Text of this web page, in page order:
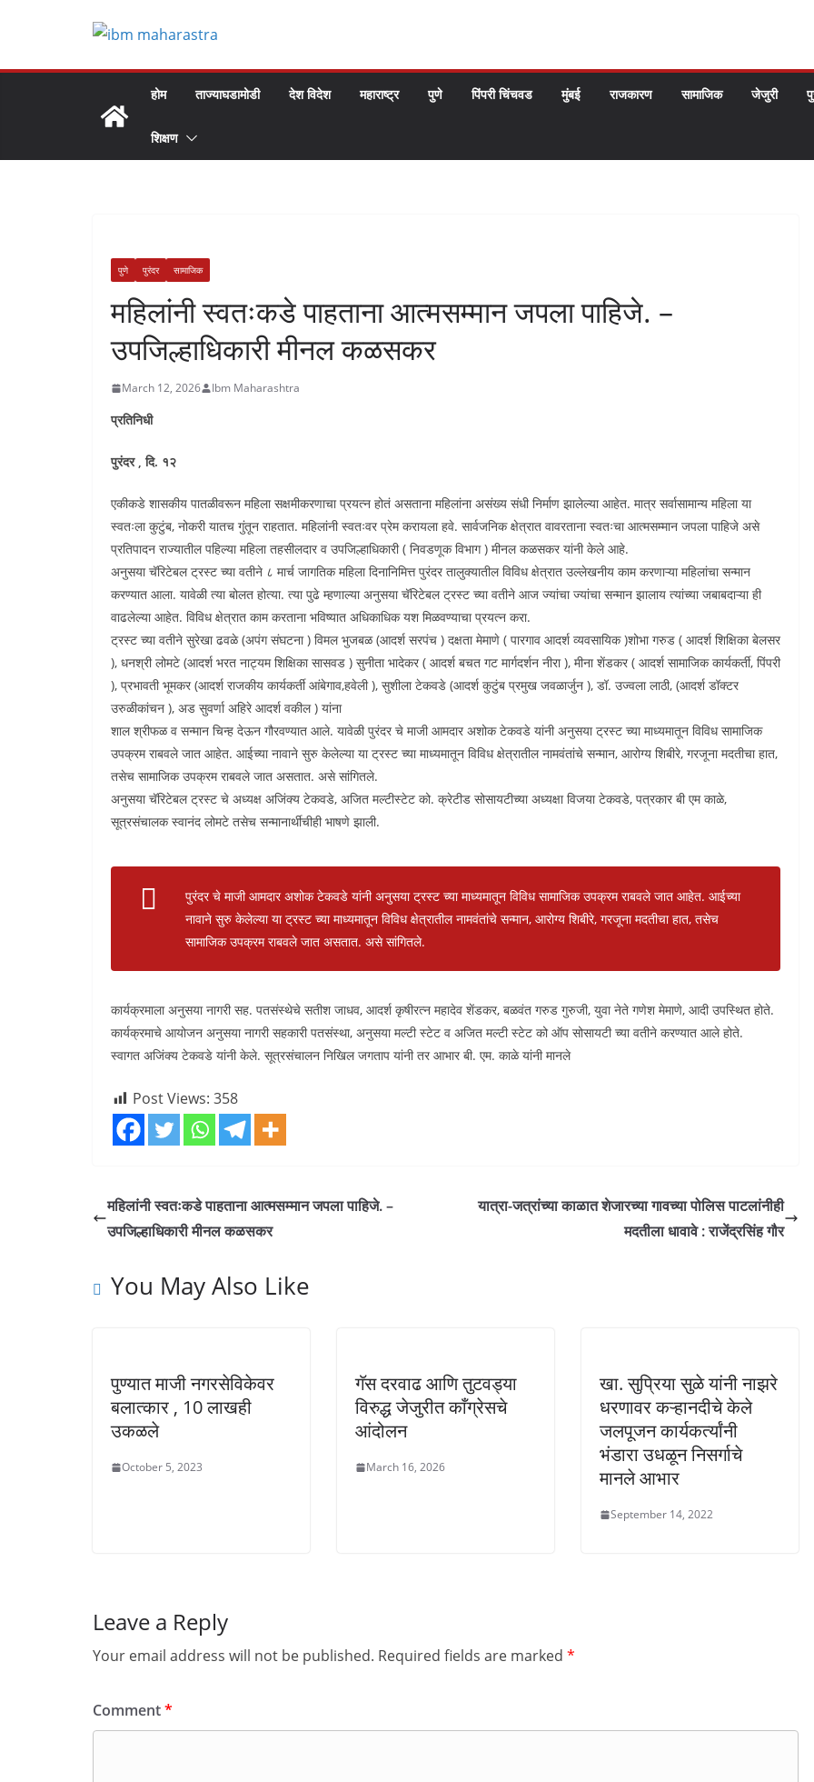
होम ताज्याघडामोडी देश विदेश महाराष्ट्र पुणे पिंपरी चिंचवड मुंबई राजकारण सामाजिक जेजुरी
शिक्षण
पुणे पुरंदर सामाजिक
महिलांनी स्वतःकडे पाहताना आत्मसम्मान जपला पाहिजे. –
उपजिल्हाधिकारी मीनल कळसकर
March 12, 2026 Ibm Maharashtra
प्रतिनिधी
पुरंदर , दि. १२
एकीकडे शासकीय पातळीवरून महिला सक्षमीकरणाचा प्रयत्न होतं असताना महिलांना असंख्य संधी निर्माण झालेल्या आहेत. मात्र सर्वासामान्य महिला या
स्वतःला कुटुंब, नोकरी यातच गुंतून राहतात. महिलांनी स्वतःवर प्रेम करायला हवे. सार्वजनिक क्षेत्रात वावरताना स्वतःचा आत्मसम्मान जपला पाहिजे असे
प्रतिपादन राज्यातील पहिल्या महिला तहसीलदार व उपजिल्हाधिकारी ( निवडणूक विभाग ) मीनल कळसकर यांनी केले आहे.
अनुसया चॅरिटेबल ट्रस्ट च्या वतीने ८ मार्च जागतिक महिला दिनानिमित्त पुरंदर तालुक्यातील विविध क्षेत्रात उल्लेखनीय काम करणाऱ्या महिलांचा सन्मान
करण्यात आला. यावेळी त्या बोलत होत्या. त्या पुढे म्हणाल्या अनुसया चॅरिटेबल ट्रस्ट च्या वतीने आज ज्यांचा ज्यांचा सन्मान झालाय त्यांच्या जबाबदाऱ्या ही
वाढलेल्या आहेत. विविध क्षेत्रात काम करताना भविष्यात अधिकाधिक यश मिळवण्याचा प्रयत्न करा.
ट्रस्ट च्या वतीने सुरेखा ढवळे (अपंग संघटना ) विमल भुजबळ (आदर्श सरपंच ) दक्षता मेमाणे ( पारगाव आदर्श व्यवसायिक )शोभा गरुड ( आदर्श शिक्षिका बेलसर
), धनश्री लोमटे (आदर्श भरत नाट्यम शिक्षिका सासवड ) सुनीता भादेकर ( आदर्श बचत गट मार्गदर्शन नीरा ), मीना शेंडकर ( आदर्श सामाजिक कार्यकर्ती, पिंपरी
), प्रभावती भूमकर (आदर्श राजकीय कार्यकर्ती आंबेगाव,हवेली ), सुशीला टेकवडे (आदर्श कुटुंब प्रमुख जवळार्जुन ), डॉ. उज्वला लाठी, (आदर्श डॉक्टर
उरुळीकांचन ), अड सुवर्णा अहिरे आदर्श वकील ) यांना
शाल श्रीफळ व सन्मान चिन्ह देऊन गौरवण्यात आले. यावेळी पुरंदर चे माजी आमदार अशोक टेकवडे यांनी अनुसया ट्रस्ट च्या माध्यमातून विविध सामाजिक
उपक्रम राबवले जात आहेत. आईच्या नावाने सुरु केलेल्या या ट्रस्ट च्या माध्यमातून विविध क्षेत्रातील नामवंतांचे सन्मान, आरोग्य शिबीरे, गरजूना मदतीचा हात,
तसेच सामाजिक उपक्रम राबवले जात असतात. असे सांगितले.
अनुसया चॅरिटेबल ट्रस्ट चे अध्यक्ष अजिंक्य टेकवडे, अजित मल्टीस्टेट को. क्रेटीड सोसायटीच्या अध्यक्षा विजया टेकवडे, पत्रकार बी एम काळे,
सूत्रसंचालक स्वानंद लोमटे तसेच सन्मानार्थीचीही भाषणे झाली.
पुरंदर चे माजी आमदार अशोक टेकवडे यांनी अनुसया ट्रस्ट च्या माध्यमातून विविध सामाजिक उपक्रम राबवले जात आहेत. आईच्या
नावाने सुरु केलेल्या या ट्रस्ट च्या माध्यमातून विविध क्षेत्रातील नामवंतांचे सन्मान, आरोग्य शिबीरे, गरजूना मदतीचा हात, तसेच
सामाजिक उपक्रम राबवले जात असतात. असे सांगितले.
कार्यक्रमाला अनुसया नागरी सह. पतसंस्थेचे सतीश जाधव, आदर्श कृषीरत्न महादेव शेंडकर, बळवंत गरुड गुरुजी, युवा नेते गणेश मेमाणे, आदी उपस्थित होते.
कार्यक्रमाचे आयोजन अनुसया नागरी सहकारी पतसंस्था, अनुसया मल्टी स्टेट व अजित मल्टी स्टेट को ऑप सोसायटी च्या वतीने करण्यात आले होते.
स्वागत अजिंक्य टेकवडे यांनी केले. सूत्रसंचालन निखिल जगताप यांनी तर आभार बी. एम. काळे यांनी मानले
Post Views: 358
महिलांनी स्वतःकडे पाहताना आत्मसम्मान जपला पाहिजे. –
उपजिल्हाधिकारी मीनल कळसकर
यात्रा-जत्रांच्या काळात शेजारच्या गावच्या पोलिस पाटलांनीही
मदतीला धावावे : राजेंद्रसिंह गौर
You May Also Like
पुण्यात माजी नगरसेविकेवर
बलात्कार , 10 लाखही
उकळले
October 5, 2023
गॅस दरवाढ आणि तुटवड्या
विरुद्ध जेजुरीत काँग्रेसचे
आंदोलन
March 16, 2026
खा. सुप्रिया सुळे यांनी नाझरे
धरणावर कऱ्हानदीचे केले
जलपूजन कार्यकर्त्यांनी
भंडारा उधळून निसर्गाचे
मानले आभार
September 14, 2022
Leave a Reply
Your email address will not be published. Required fields are marked *
Comment*